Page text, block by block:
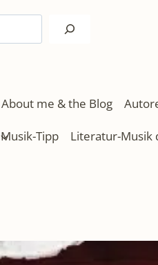
About me & the Blog
Musik-Tipp Literatur-Musik